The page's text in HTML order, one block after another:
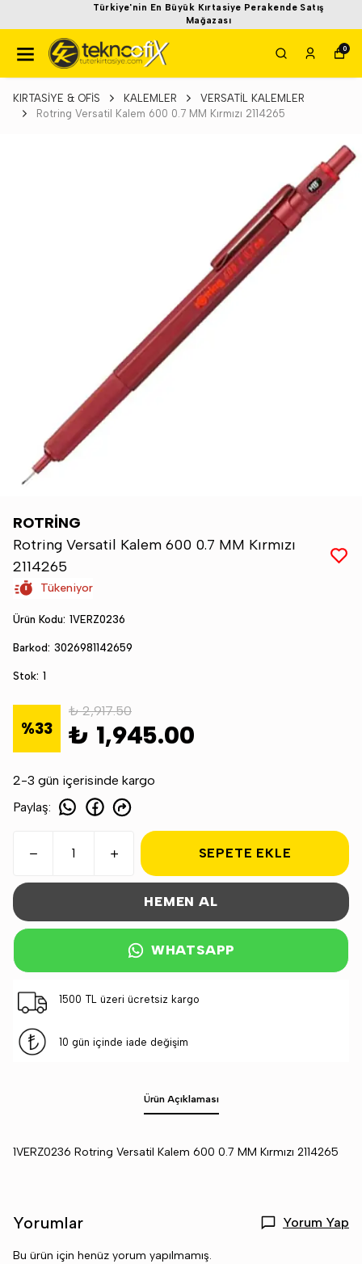
Türkiye'nin En Büyük Kırtasiye Perakende Satış
Mağazası
0
KIRTASİYE & OFİS KALEMLER
VERSATİL KALEMLER
Rotring Versatil Kalem 600 0.7 MM Kırmızı 2114265
ROTRİNG
Rotring Versatil Kalem 600 0.7 MM Kırmızı
2114265
Tükeniyor
Ürün Kodu: 1VERZ0236
Barkod: 3026981142659
Stok: 1
%33
₺ 2,917.50
₺ 1,945.00
2-3 gün içerisinde kargo
Paylaş:
SEPETE EKLE
HEMEN AL
WHATSAPP
1500 TL üzeri ücretsiz kargo
10 gün içinde iade değişim
Ürün Açıklaması
1VERZ0236 Rotring Versatil Kalem 600 0.7 MM Kırmızı 2114265
Yorumlar Yorum Yap
Bu ürün için henüz yorum yapılmamış.